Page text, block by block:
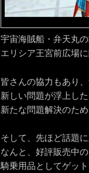
宇宙海賊船・弁天丸
エリシア王宮前広場
皆さんの協力もあり
新しい問題が浮上した
新たな問題解決のた
そして、先ほど話題
なんと、好評販売中
騎乗用品としてゲッ